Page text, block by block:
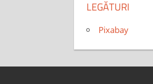
LEGĂTURI
Pixabay